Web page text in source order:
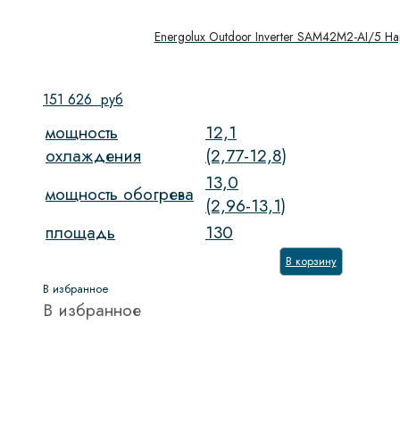
Energolux Outdoor Inverter SAM42M2-AI/5
151 626 руб
мощность
охлаждения
12,1
(2,77-12,8)
мощность обогрева 13,0
(2,96-13,1)
площадь
130
В корзину
В избранное
В избранное